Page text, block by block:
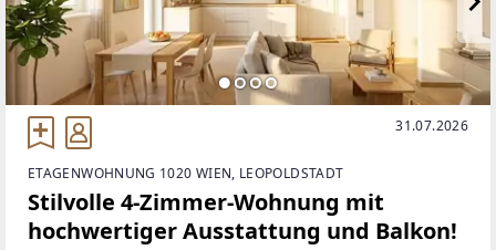
31.07.2026
ETAGENWOHNUNG 1020 WIEN, LEOPOLDSTADT
Stilvolle 4-Zimmer-Wohnung mit
hochwertiger Ausstattung und Balkon!